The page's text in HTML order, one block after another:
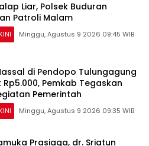
Liar, Polsek Buduran
Patroli Malam
Minggu, Agustus 9 2026 09:45 WIB
di Pendopo Tulungagung
Rp5.000, Pemkab Tegaskan
Pemerintah
Minggu, Agustus 9 2026 09:35 WIB
Prasiaga, dr. Sriatun